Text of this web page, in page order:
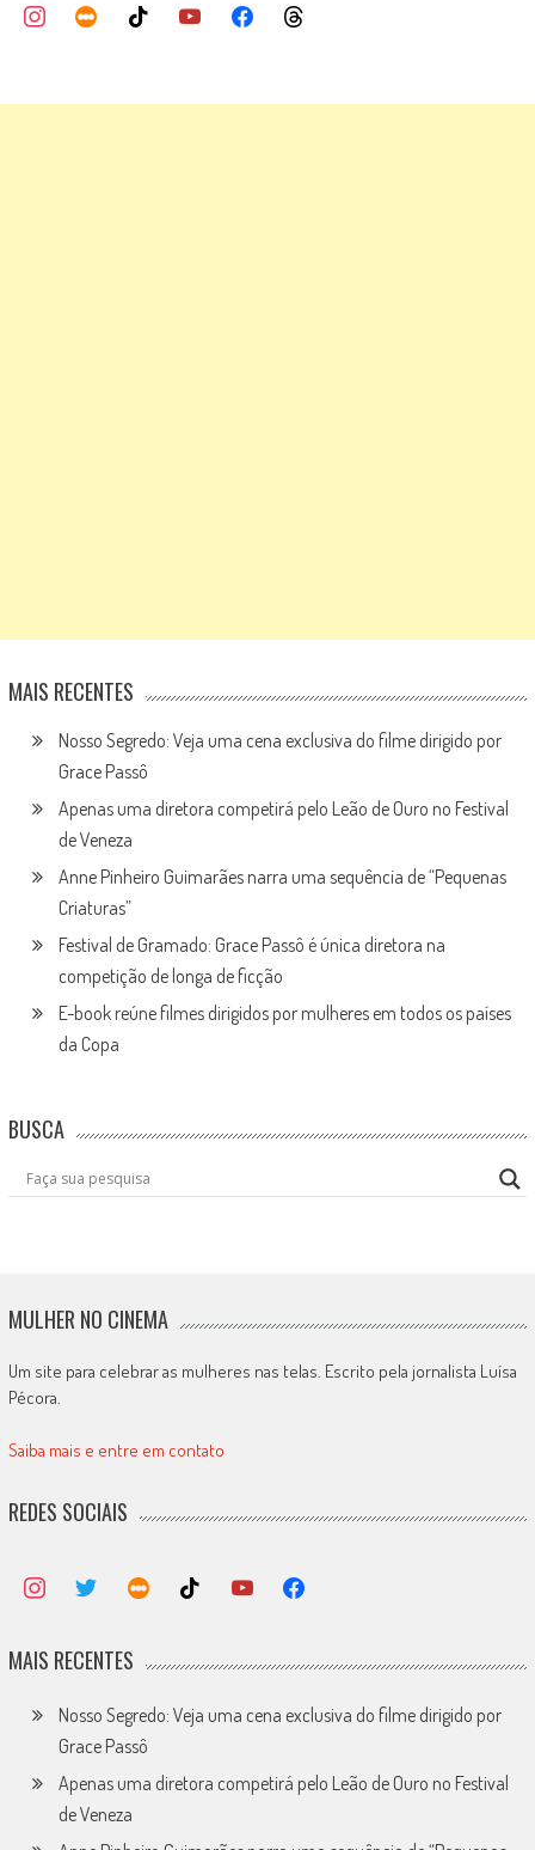
MAIS RECENTES
Nosso Segredo: Veja uma cena exclusiva do filme dirigido por
Grace Passô
Apenas uma diretora competirá pelo Leão de Ouro no Festival
de Veneza
Anne Pinheiro Guimarães narra uma sequência de “Pequenas
Criaturas”
Festival de Gramado: Grace Passô é única diretora na
competição de longa de ficção
E-book reúne filmes dirigidos por mulheres em todos os países
da Copa
BUSCA
MULHER NO CINEMA
Um site para celebrar as mulheres nas telas. Escrito pela jornalista Luísa
Pécora.
Saiba mais e entre em contato
REDES SOCIAIS
MAIS RECENTES
Nosso Segredo: Veja uma cena exclusiva do filme dirigido por
Grace Passô
Apenas uma diretora competirá pelo Leão de Ouro no Festival
de Veneza